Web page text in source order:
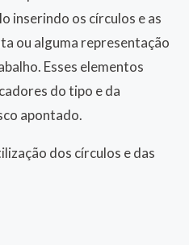
inserindo os círculos e as
ou alguma representação
Esses elementos
do tipo e da
apontado.
dos círculos e das